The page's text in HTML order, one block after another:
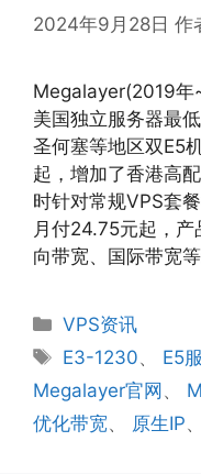
2024年9月28日 作
Megalayer(2019年
美国独立服务器最
圣何塞等地区双E5
起，增加了香港高
时针对常规VPS套
月付24.75元起，
向带宽、国际带宽等
分
类
VPS资讯
标
签
E3-1230、 E5
Megalayer官网 、
优化带宽、 原生IP、